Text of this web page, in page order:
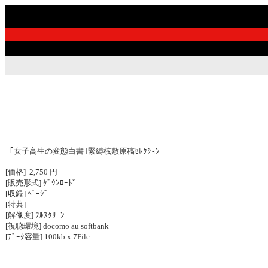
｢女子高生の変態白書｣緊縛桟敷原稿ｾﾚｸｼｮﾝ
[価格] 2,750 円
[販売形式] ﾀﾞｳﾝﾛｰﾄﾞ
[収録] ﾍﾟｰｼﾞ
[特典] -
[解像度] ﾌﾙｽｸﾘｰﾝ
[視聴環境] docomo au softbank
[ﾃﾞｰﾀ容量] 100kb x 7File